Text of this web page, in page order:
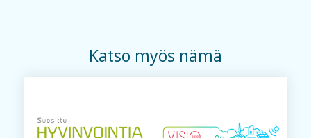
Katso myös nämä